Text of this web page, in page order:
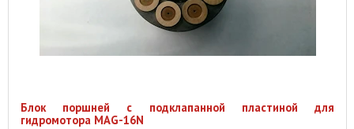
Блок поршней с подклапанной пластиной для
гидромотора MAG-16N